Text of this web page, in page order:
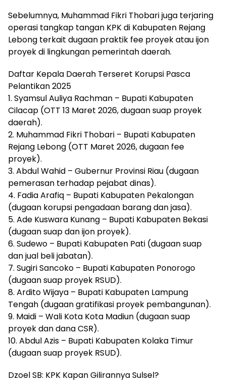
Sebelumnya, Muhammad Fikri Thobari juga terjaring
operasi tangkap tangan KPK di Kabupaten Rejang
Lebong terkait dugaan praktik fee proyek atau ijon
proyek di lingkungan pemerintah daerah.
Daftar Kepala Daerah Terseret Korupsi Pasca
Pelantikan 2025
1. Syamsul Auliya Rachman – Bupati Kabupaten
Cilacap (OTT 13 Maret 2026, dugaan suap proyek
daerah).
2. Muhammad Fikri Thobari – Bupati Kabupaten
Rejang Lebong (OTT Maret 2026, dugaan fee
proyek).
3. Abdul Wahid – Gubernur Provinsi Riau (dugaan
pemerasan terhadap pejabat dinas).
4. Fadia Arafiq – Bupati Kabupaten Pekalongan
(dugaan korupsi pengadaan barang dan jasa).
5. Ade Kuswara Kunang – Bupati Kabupaten Bekasi
(dugaan suap dan ijon proyek).
6. Sudewo – Bupati Kabupaten Pati (dugaan suap
dan jual beli jabatan).
7. Sugiri Sancoko – Bupati Kabupaten Ponorogo
(dugaan suap proyek RSUD).
8. Ardito Wijaya – Bupati Kabupaten Lampung
Tengah (dugaan gratifikasi proyek pembangunan).
9. Maidi – Wali Kota Kota Madiun (dugaan suap
proyek dan dana CSR).
10. Abdul Azis – Bupati Kabupaten Kolaka Timur
(dugaan suap proyek RSUD).
Dzoel SB: KPK Kapan Gilirannya Sulsel?